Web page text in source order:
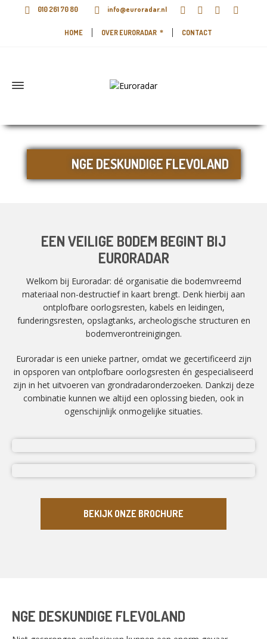
010 261 70 80 info@euroradar.nl
HOME OVER EURORADAR CONTACT
NGE DESKUNDIGE FLEVOLAND
EEN VEILIGE BODEM BEGINT BIJ
EURORADAR
Welkom bij Euroradar: dé organisatie die bodemvreemd
materiaal non-destructief in kaart brengt. Denk hierbij aan
ontplofbare oorlogsresten, kabels en leidingen,
funderingsresten, opslagtanks, archeologische structuren en
bodemverontreinigingen.
Euroradar is een unieke partner, omdat we gecertificeerd zijn
in opsporen van ontplofbare oorlogsresten én gespecialiseerd
zijn in het uitvoeren van grondradaronderzoeken. Dankzij deze
combinatie kunnen we altijd een oplossing bieden, ook in
ogenschijnlijk onmogelijke situaties.
BEKIJK ONZE BROCHURE
NGE DESKUNDIGE FLEVOLAND